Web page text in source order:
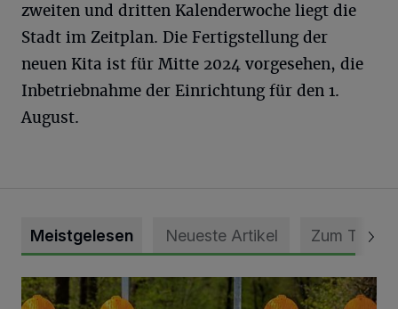
zweiten und dritten Kalenderwoche liegt die
Stadt im Zeitplan. Die Fertigstellung der
neuen Kita ist für Mitte 2024 vorgesehen, die
Inbetriebnahme der Einrichtung für den 1.
August.
Meistgelesen Neueste Artikel Zum Thema
Vollsperrung der Talstraße in Grevenbroich-Kapellen